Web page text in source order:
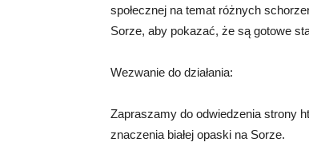
społecznej na temat różnych
Sorze, aby pokazać, że są gotowe
Wezwanie do działania:
Zapraszamy do odwiedzenia strony
znaczenia białej opaski na Sorze.